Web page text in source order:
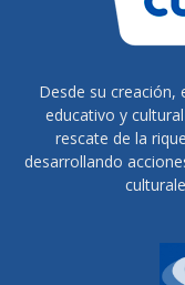
Desde su creación,
educativo y
rescate de la
desarrollando